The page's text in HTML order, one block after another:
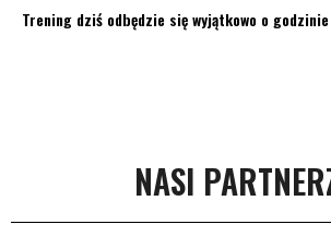
Trening dziś odbędzie się wyjątkowo o
NASI